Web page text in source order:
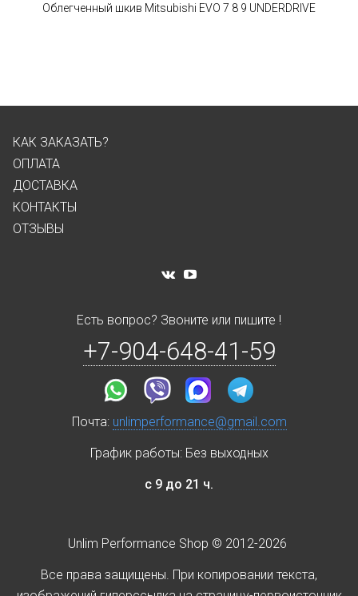
Облегченный шкив Mitsubishi EVO 7 8 9 UNDERDRIVE
КАК ЗАКАЗАТЬ?
ОПЛАТА
ДОСТАВКА
КОНТАКТЫ
ОТЗЫВЫ
Есть вопрос? Звоните или пишите !
+7-904-648-41-59
Почта: unlimperformance@gmail.com
График работы: Без выходных
с 9 до 21 ч.
Unlim Performance Shop © 2012-2026
Все права защищены. При копировании текста,